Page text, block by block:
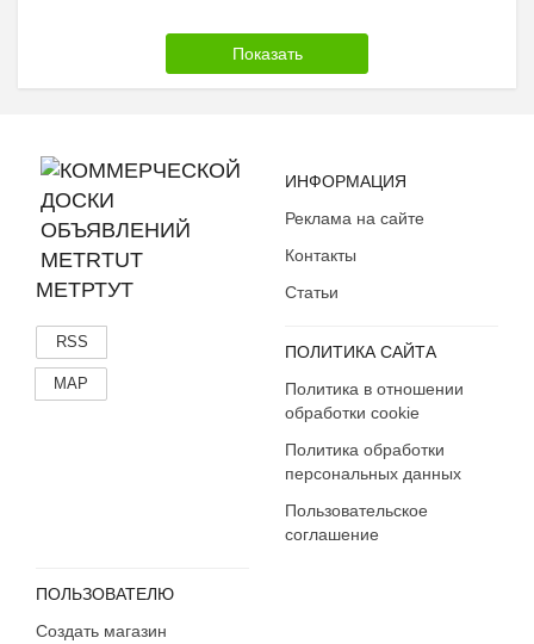
МЕТРТУТ
RSS
MAP
ИНФОРМАЦИЯ
Реклама на сайте
Контакты
Статьи
ПОЛИТИКА САЙТА
Политика в отношении
обработки cookie
Политика обработки
персональных данных
Пользовательское
соглашение
ПОЛЬЗОВАТЕЛЮ
Создать магазин